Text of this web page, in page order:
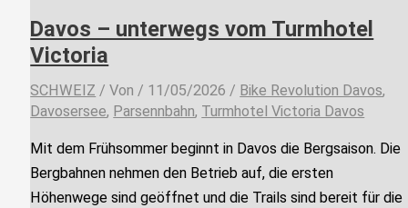
Davos – unterwegs vom Turmhotel
Victoria
SCHWEIZ / Von / 11/05/2026 / Bike Revolution Davos,
Davosersee, Parsennbahn, Turmhotel Victoria Davos
Mit dem Frühsommer beginnt in Davos die Bergsaison. Die
Bergbahnen nehmen den Betrieb auf, die ersten
Höhenwege sind geöffnet und die Trails sind bereit für die